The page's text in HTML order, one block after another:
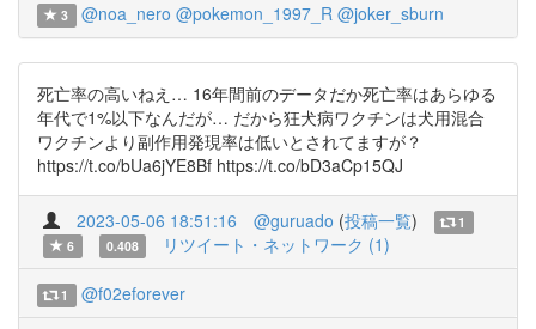
3 @noa_nero @pokemon_1997_R @joker_sburn
死亡率の高いねえ… 16年間前のデータだか死亡率はあらゆる
年代で1%以下なんだが… だから狂犬病ワクチンは犬用混合
ワクチンより副作用発現率は低いとされてますが？
https://t.co/bUa6jYE8Bf https://t.co/bD3aCp15QJ
2023-05-06 18:51:16 @guruado (投稿一覧)
1
6
0.408 リツイート・ネットワーク (1)
1 @f02eforever